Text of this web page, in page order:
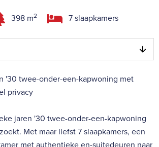
398 m2 7 slaapkamers
'30 twee-onder-een-kapwoning met
privacy
jaren '30 twee-onder-een-kapwoning
Met maar liefst 7 slaapkamers, een
met authentieke en-suitedeuren naar